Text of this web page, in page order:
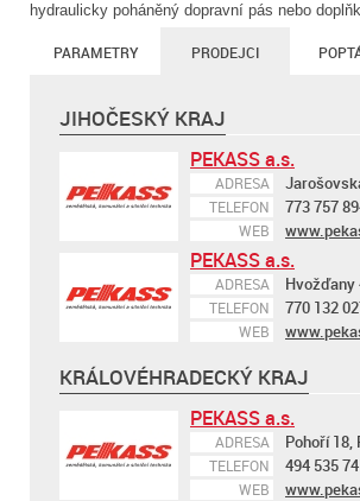
hydraulicky poháněný dopravní pás nebo
PARAMETRY PRODEJCI
JIHOČESKÝ KRAJ
PEKASS a.s.
ADRESA
TELEFON 773 757
WEB
PEKASS a.s.
ADRESA Hvožďany
TELEFON 770 132
WEB
KRÁLOVÉHRADECKÝ KRAJ
PEKASS a.s.
ADRESA Pohoří 18,
TELEFON 494 535
WEB